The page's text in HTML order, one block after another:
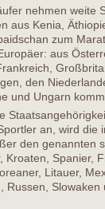
nehmen weite
aus Kenia,
zum
aus
den
und Ungarn
an, wird die
den genannten
Kroaten, Spanier,
Litauer,
Russen,